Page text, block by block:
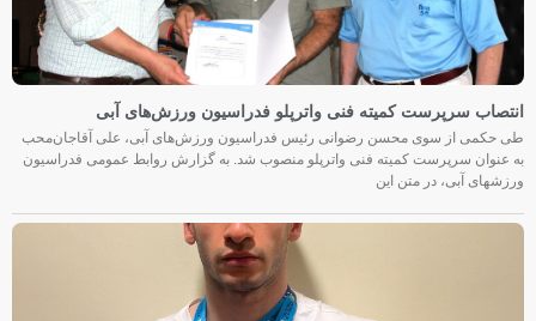
انتصاب سرپرست کمیته فنی واترپلو فدراسیون ورزش‌های آبی
طی حکمی از سوی محسن رضوانی رئیس فدراسیون ورزش‌های آبی، علی آقاجان‌محب
به عنوان سرپرست کمیته فنی واترپلو منصوب شد. به گزارش روابط عمومی فدراسیون
ورزشهای آبی، در متن این